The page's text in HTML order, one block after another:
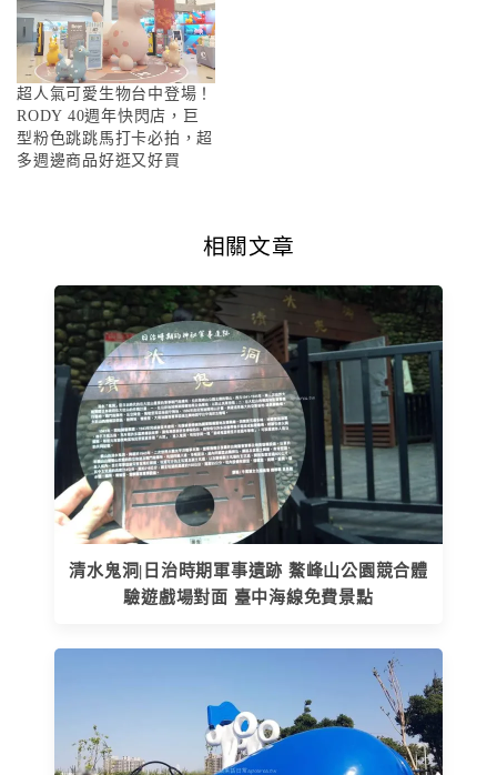
超人氣可愛生物台中登場！
RODY 40週年快閃店，巨
型粉色跳跳馬打卡必拍，超
多週邊商品好逛又好買
相關文章
清水鬼洞|日治時期軍事遺跡 鰲峰山公園競合體
驗遊戲場對面 臺中海線免費景點